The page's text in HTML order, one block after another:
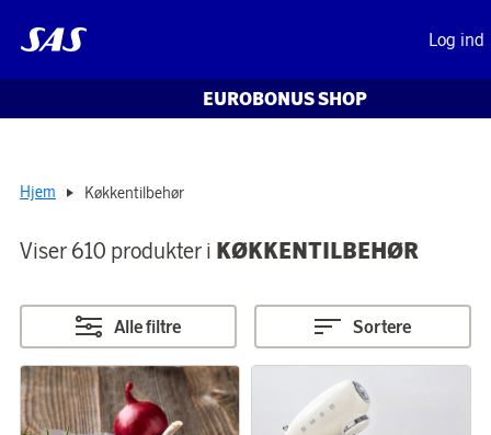
Log ind
EUROBONUS SHOP
Hjem Køkkentilbehør
Viser 610 produkter i KØKKENTILBEHØR
Alle filtre Sortere